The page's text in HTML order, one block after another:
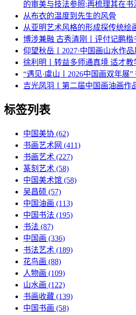
的审美与技法参照;再梳理其在书
从布衣的温度到先生的风骨
从亚明艺术风格的形成探传统绘
博涉兼融 古秀清刚丨评付记鹏楷
仰望秋岳丨2027·中国画山水作
徐利明丨转益多师通真境 适才教
“遇见·虞山丨2026中国画双年展”
吉光凤羽丨第二届中国画油画作
标签列表
中国美协 (62)
书画艺术网 (411)
书画艺术 (227)
篆刻艺术 (58)
中国美术馆 (58)
吴昌硕 (57)
中国油画 (113)
中国书法 (195)
书法 (87)
中国画 (336)
书法艺术 (189)
花鸟画 (88)
人物画 (109)
山水画 (122)
书画收藏 (139)
中国书画 (58)